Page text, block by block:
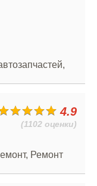
4.9
(1102 оценки)
Ремонт